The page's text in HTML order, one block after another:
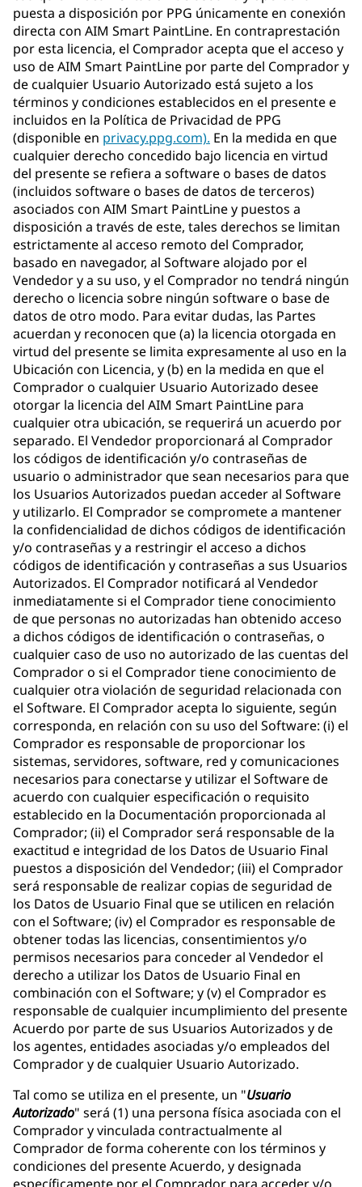
puesta a disposición por PPG únicamente en conexión
directa con AIM Smart PaintLine. En contraprestación
por esta licencia, el Comprador acepta que el acceso y
uso de AIM Smart PaintLine por parte del Comprador y
de cualquier Usuario Autorizado está sujeto a los
términos y condiciones establecidos en el presente e
incluidos en la Política de Privacidad de PPG
(disponible en privacy.ppg.com). En la medida en que
cualquier derecho concedido bajo licencia en virtud
del presente se refiera a software o bases de datos
(incluidos software o bases de datos de terceros)
asociados con AIM Smart PaintLine y puestos a
disposición a través de este, tales derechos se limitan
estrictamente al acceso remoto del Comprador,
basado en navegador, al Software alojado por el
Vendedor y a su uso, y el Comprador no tendrá ningún
derecho o licencia sobre ningún software o base de
datos de otro modo. Para evitar dudas, las Partes
acuerdan y reconocen que (a) la licencia otorgada en
virtud del presente se limita expresamente al uso en la
Ubicación con Licencia, y (b) en la medida en que el
Comprador o cualquier Usuario Autorizado desee
otorgar la licencia del AIM Smart PaintLine para
cualquier otra ubicación, se requerirá un acuerdo por
separado. El Vendedor proporcionará al Comprador
los códigos de identificación y/o contraseñas de
usuario o administrador que sean necesarios para que
los Usuarios Autorizados puedan acceder al Software
y utilizarlo. El Comprador se compromete a mantener
la confidencialidad de dichos códigos de identificación
y/o contraseñas y a restringir el acceso a dichos
códigos de identificación y contraseñas a sus Usuarios
Autorizados. El Comprador notificará al Vendedor
inmediatamente si el Comprador tiene conocimiento
de que personas no autorizadas han obtenido acceso
a dichos códigos de identificación o contraseñas, o
cualquier caso de uso no autorizado de las cuentas del
Comprador o si el Comprador tiene conocimiento de
cualquier otra violación de seguridad relacionada con
el Software. El Comprador acepta lo siguiente, según
corresponda, en relación con su uso del Software: (i) el
Comprador es responsable de proporcionar los
sistemas, servidores, software, red y comunicaciones
necesarios para conectarse y utilizar el Software de
acuerdo con cualquier especificación o requisito
establecido en la Documentación proporcionada al
Comprador; (ii) el Comprador será responsable de la
exactitud e integridad de los Datos de Usuario Final
puestos a disposición del Vendedor; (iii) el Comprador
será responsable de realizar copias de seguridad de
los Datos de Usuario Final que se utilicen en relación
con el Software; (iv) el Comprador es responsable de
obtener todas las licencias, consentimientos y/o
permisos necesarios para conceder al Vendedor el
derecho a utilizar los Datos de Usuario Final en
combinación con el Software; y (v) el Comprador es
responsable de cualquier incumplimiento del presente
Acuerdo por parte de sus Usuarios Autorizados y de
los agentes, entidades asociadas y/o empleados del
Comprador y de cualquier Usuario Autorizado.
Tal como se utiliza en el presente, un "Usuario
Autorizado" será (1) una persona física asociada con el
Comprador y vinculada contractualmente al
Comprador de forma coherente con los términos y
condiciones del presente Acuerdo, y designada